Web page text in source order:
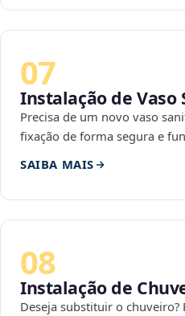
07
Instalação de Vaso
Precisa de um novo vaso
fixação de forma segura e
SAIBA MAIS
08
Instalação de
Deseja substituir o chuveiro?